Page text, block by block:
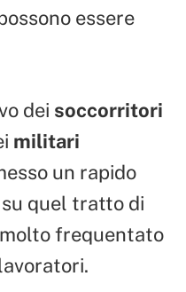
essere
dei soccorritori
militari
un rapido
quel tratto di
frequentato